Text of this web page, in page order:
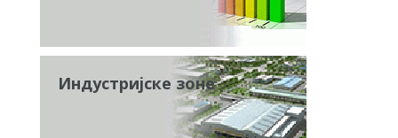
Индустријске зоне